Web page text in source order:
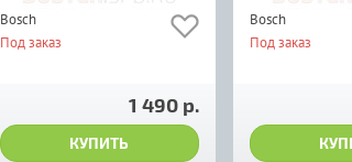
Bosch
Под заказ
1 490 р.
КУПИТЬ
Bosch
Под заказ